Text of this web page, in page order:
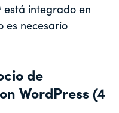
está integrado en
es necesario
de
WordPress (4